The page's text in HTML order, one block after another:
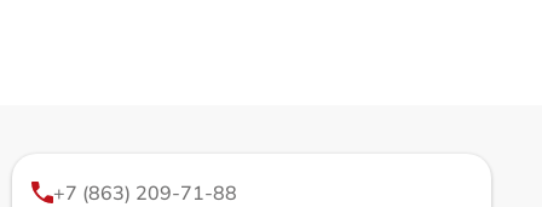
+7 (863) 209-71-88